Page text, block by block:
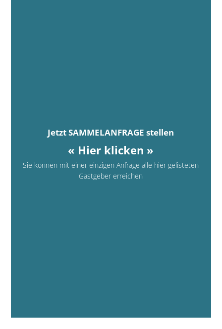
Jetzt SAMMELANFRAGE stellen
« Hier klicken »
Sie können mit einer einzigen Anfrage alle hier gelisteten
Gastgeber erreichen